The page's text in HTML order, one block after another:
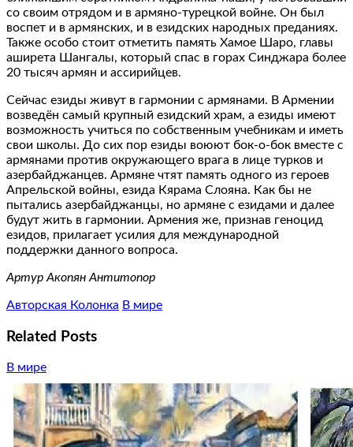
со своим отрядом и в армяно-турецкой войне. Он был
воспет и в армянских, и в езидских народных преданиях.
Также особо стоит отметить память Хамое Шаро, главы
аширета Шангалы, который спас в горах Синджара более
20 тысяч армян и ассирийцев.
Сейчас езиды живут в гармонии с армянами. В Армении
возведён самый крупный езидский храм, а езиды имеют
возможность учиться по собственным учебникам и иметь
свои школы. До сих пор езиды воюют бок-о-бок вместе с
армянами против окружающего врага в лице турков и
азербайджанцев. Армяне чтят память одного из героев
Апрельской войны, езида Кярама Слояна. Как бы не
пытались азербайджанцы, но армяне с езидами и далее
будут жить в гармонии. Армения же, признав геноцид
езидов, прилагает усилия для международной
поддержки данного вопроса.
Артур Акопян Антитопор
Авторская Колонка В мире
Related Posts
В мире